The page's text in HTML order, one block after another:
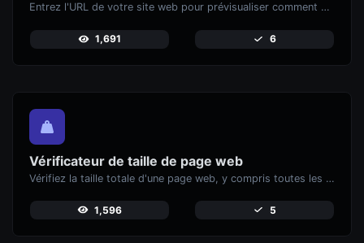
Entrez l'URL de votre site web pour prévisualiser comment vos pages apparaiss
1,691 6
Vérificateur de taille de page web
Vérifiez la taille totale d'une page web, y compris toutes les ressources, pour une analyse de performance.
1,596 5